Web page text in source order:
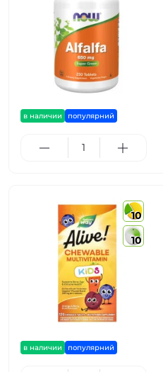
в наличии популярний
10
10
в наличии популярний